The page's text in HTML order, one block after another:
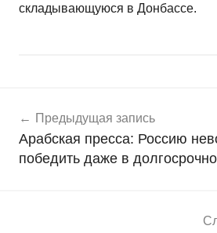
складывающуюся в Донбассе.
о
в
о
по
записям
Предыдущая запись
Арабская пресса: Россию
победить даже в